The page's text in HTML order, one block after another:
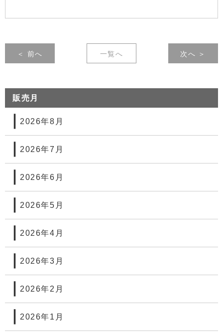
＜ 前へ 一覧へ 次へ ＞
販売月
2026年8月
2026年7月
2026年6月
2026年5月
2026年4月
2026年3月
2026年2月
2026年1月